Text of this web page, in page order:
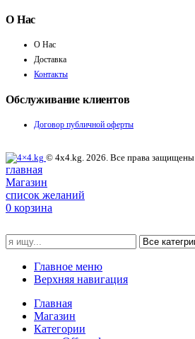
О Нас
О Нас
Доставка
Контакты
Обслуживание клиентов
Договор публичной оферты
© 4x4.kg. 2026. Все права защищены
главная
Магазин
список желаний
0 корзина
Главное меню
Верхняя навигация
Главная
Магазин
Категории